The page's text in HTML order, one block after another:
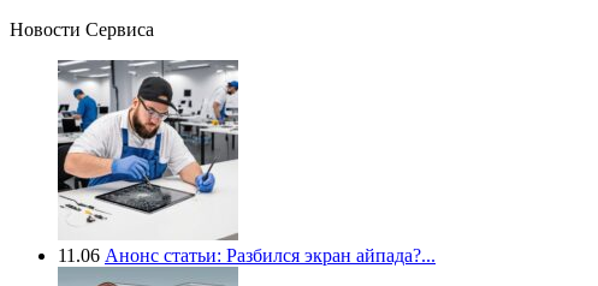
Новости Сервиса
11.06 Анонс статьи: Разбился экран айпада?...